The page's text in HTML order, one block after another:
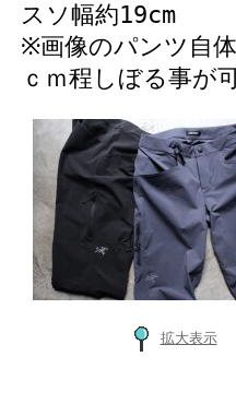
スソ幅約19cm
※画像のパンツ自
ｃｍ程しぼる事が
拡大表示